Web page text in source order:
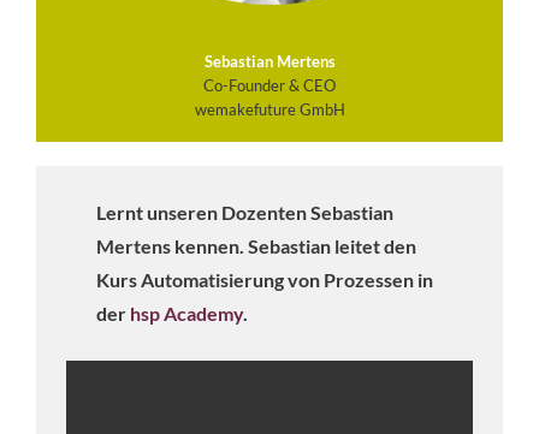
Sebastian Mertens
Co-Founder & CEO
wemakefuture GmbH
Lernt unseren Dozenten Sebastian
Mertens kennen. Sebastian leitet den
Kurs Automatisierung von Prozessen in
der hsp Academy.